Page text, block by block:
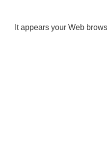
It appears your Web